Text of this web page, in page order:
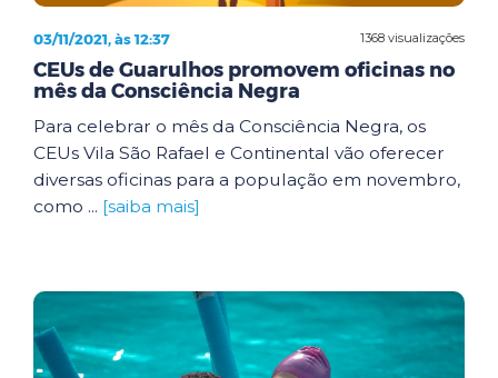
1368 visualizações
03/11/2021, às 12:37
CEUs de Guarulhos promovem oficinas no
mês da Consciência Negra
Para celebrar o mês da Consciência Negra, os
CEUs Vila São Rafael e Continental vão oferecer
diversas oficinas para a população em novembro,
como ... [saiba mais]